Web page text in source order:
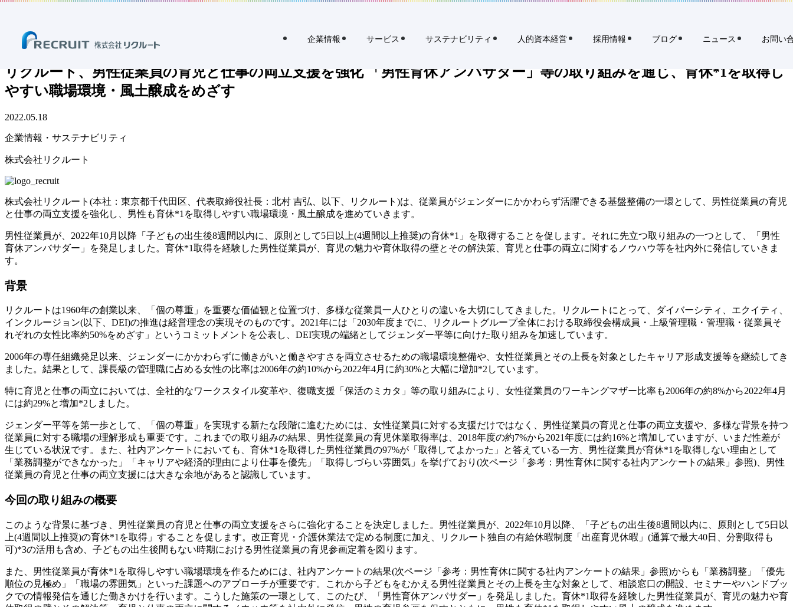
ブ
開
く
ル
デ
ン
グ
イ
ト
は
こ
ち
イ
検
索
企業情報 サービス サステナビリティ 人的資本経営 採用情報 ブログ ニュース お問い
リクルート、男性従業員の育児と仕事の両立支援を強化 「男性育休アンバサダー」等の取り組みを通じ、育休*1を取得し
やすい職場環境・風土醸成をめざす
2022.05.18
企業情報・サステナビリティ
株式会社リクルート
株式会社リクルート(本社：東京都千代田区、代表取締役社長：北村 吉弘、以下、リクルート)は、従業員がジェンダーにかかわらず活躍できる基盤整備の一環として、男性従業員の育児
と仕事の両立支援を強化し、男性も育休*1を取得しやすい職場環境・風土醸成を進めていきます。
男性従業員が、2022年10月以降「子どもの出生後8週間以内に、原則として5日以上(4週間以上推奨)の育休*1」を取得することを促します。それに先立つ取り組みの一つとして、「男性
育休アンバサダー」を発足しました。育休*1取得を経験した男性従業員が、育児の魅力や育休取得の壁とその解決策、育児と仕事の両立に関するノウハウ等を社内外に発信していきま
す。
背景
リクルートは1960年の創業以来、「個の尊重」を重要な価値観と位置づけ、多様な従業員一人ひとりの違いを大切にしてきました。リクルートにとって、ダイバーシティ、エクイティ、
インクルージョン(以下、DEI)の推進は経営理念の実現そのものです。2021年には「2030年度までに、リクルートグループ全体における取締役会構成員・上級管理職・管理職・従業員そ
れぞれの女性比率約50%をめざす」というコミットメントを公表し、DEI実現の端緒としてジェンダー平等に向けた取り組みを加速しています。
2006年の専任組織発足以来、ジェンダーにかかわらずに働きがいと働きやすさを両立させるための職場環境整備や、女性従業員とその上長を対象としたキャリア形成支援等を継続してき
ました。結果として、課長級の管理職に占める女性の比率は2006年の約10%から2022年4月に約30%と大幅に増加*2しています。
特に育児と仕事の両立においては、全社的なワークスタイル変革や、復職支援「保活のミカタ」等の取り組みにより、女性従業員のワーキングマザー比率も2006年の約8%から2022年4月
には約29%と増加*2しました。
ジェンダー平等を第一歩として、「個の尊重」を実現する新たな段階に進むためには、女性従業員に対する支援だけではなく、男性従業員の育児と仕事の両立支援や、多様な背景を持つ
従業員に対する職場の理解形成も重要です。これまでの取り組みの結果、男性従業員の育児休業取得率は、2018年度の約7%から2021年度には約16%と増加していますが、いまだ性差が
生じている状況です。また、社内アンケートにおいても、育休*1を取得した男性従業員の97%が「取得してよかった」と答えている一方、男性従業員が育休*1を取得しない理由として
「業務調整ができなかった」「キャリアや経済的理由により仕事を優先」「取得しづらい雰囲気」を挙げており(次ページ「参考：男性育休に関する社内アンケートの結果」参照)、男性
従業員の育児と仕事の両立支援には大きな余地があると認識しています。
今回の取り組みの概要
このような背景に基づき、男性従業員の育児と仕事の両立支援をさらに強化することを決定しました。男性従業員が、2022年10月以降、「子どもの出生後8週間以内に、原則として5日以
上(4週間以上推奨)の育休*1を取得」することを促します。改正育児・介護休業法で定める制度に加え、リクルート独自の有給休暇制度「出産育児休暇」(通算で最大40日、分割取得も
可)*3の活用も含め、子どもの出生後間もない時期における男性従業員の育児参画定着を図ります。
また、男性従業員が育休*1を取得しやすい職場環境を作るためには、社内アンケートの結果(次ページ「参考：男性育休に関する社内アンケートの結果」参照)からも「業務調整」「優先
順位の見極め」「職場の雰囲気」といった課題へのアプローチが重要です。これから子どもをむかえる男性従業員とその上長を主な対象として、相談窓口の開設、セミナーやハンドブッ
クでの情報発信を通じた働きかけを行います。こうした施策の一環として、このたび、「男性育休アンバサダー」を発足しました。育休*1取得を経験した男性従業員が、育児の魅力や育